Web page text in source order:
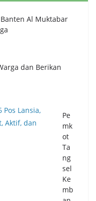
res
an
00
Lit
er
unt
uk
Wa
rga
Ter
Al Muktabar
dan Berikan
Pe
mk
ot
Ta
ng
sel
Ke
mb